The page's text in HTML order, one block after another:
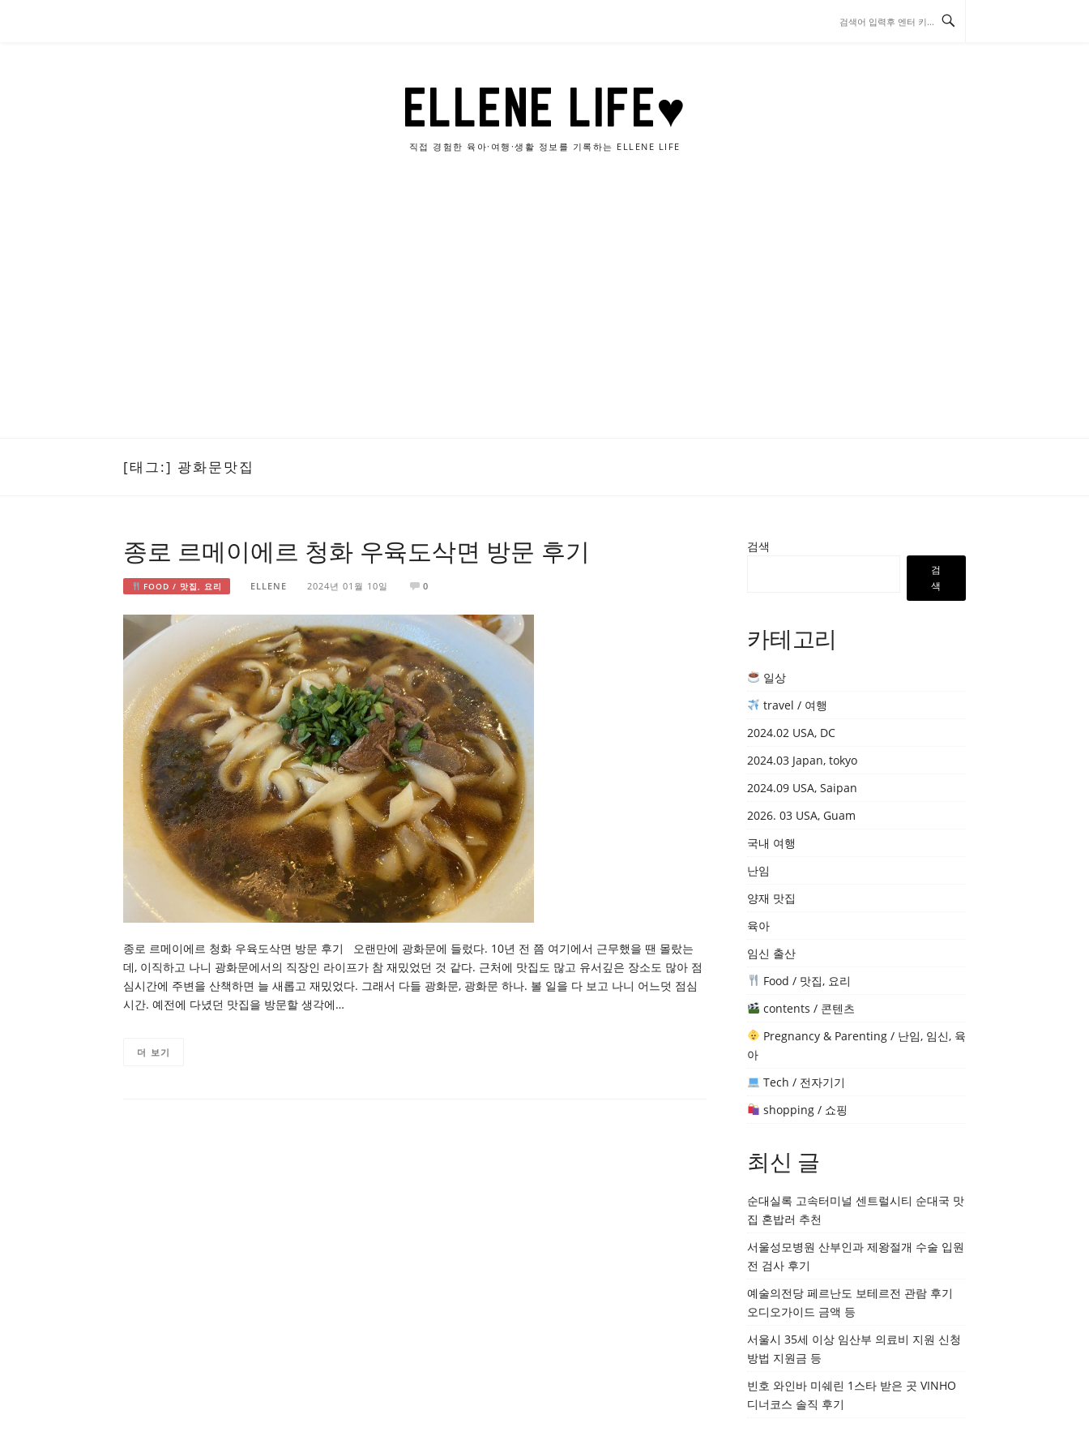
ELLENE LIFE♥
직접 경험한 육아·여행·생활 정보를 기록하는 ELLENE LIFE
[태그:] 광화문맛집
종로 르메이에르 청화 우육도삭면 방문 후기
FOOD / 맛집, 요리 ELLENE 2024년 01월 10일 0
종로 르메이에르 청화 우육도삭면 방문 후기 오랜만에 광화문에 들렀다. 10년 전 쯤 여기에서 근무했을 땐 몰랐는
데, 이직하고 나니 광화문에서의 직장인 라이프가 참 재밌었던 것 같다. 근처에 맛집도 많고 유서깊은 장소도 많아 점
심시간에 주변을 산책하면 늘 새롭고 재밌었다. 그래서 다들 광화문, 광화문 하나. 볼 일을 다 보고 나니 어느덧 점심
시간. 예전에 다녔던 맛집을 방문할 생각에…
더 보기
검색
검
색
카테고리
일상
travel / 여행
2024.02 USA, DC
2024.03 Japan, tokyo
2024.09 USA, Saipan
2026. 03 USA, Guam
국내 여행
난임
양재 맛집
육아
임신 출산
Food / 맛집, 요리
contents / 콘텐츠
Pregnancy & Parenting / 난임, 임신, 육
아
Tech / 전자기기
shopping / 쇼핑
최신 글
순대실록 고속터미널 센트럴시티 순대국 맛
집 혼밥러 추천
서울성모병원 산부인과 제왕절개 수술 입원
전 검사 후기
예술의전당 페르난도 보테르전 관람 후기
오디오가이드 금액 등
서울시 35세 이상 임산부 의료비 지원 신청
방법 지원금 등
빈호 와인바 미쉐린 1스타 받은 곳 VINHO
디너코스 솔직 후기